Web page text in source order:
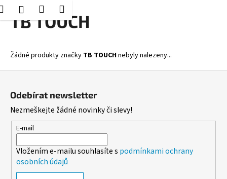
Přejít
HledatPřihlášení
Nákupní
košík
Menu
TB TOUCH
Žádné produkty značky TB TOUCHnebyly nalezeny...
K
o
Zpět
Zpět
C
o
o
t
ř
e
b
u
Odebírat newsletter
Nezmeškejte žádné novinky či slevy!
E-mail
Vložením e-mailu souhlasíte s podmínkami ochrany
osobních údajů